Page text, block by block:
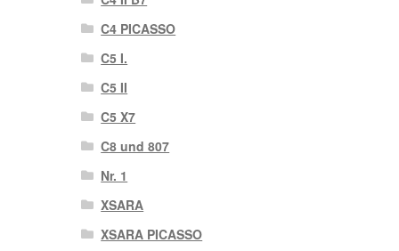
C4 PICASSO
C5 I.
C5 II
C5 X7
C8 und 807
Nr. 1
XSARA
XSARA PICASSO